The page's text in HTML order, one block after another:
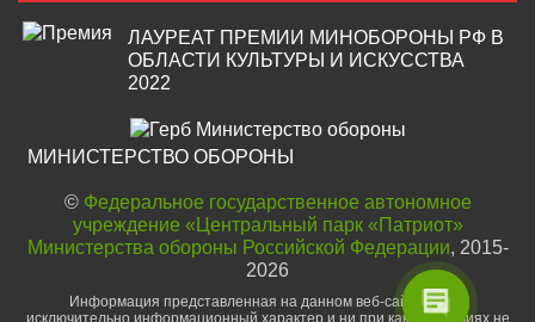
Поддержка
если у Вас появятся вопросы.
ЛАУРЕАТ ПРЕМИИ МИНОБОРОНЫ РФ В
ОБЛАСТИ КУЛЬТУРЫ И ИСКУССТВА
2022
МИНИСТЕРСТВО ОБОРОНЫ
© Федеральное государственное автономное
учреждение «Центральный парк «Патриот»
Министерства обороны Российской Федерации, 2015-
2026
Информация представленная на данном веб-сайте носит
исключительно информационный характер и ни при каких условиях не